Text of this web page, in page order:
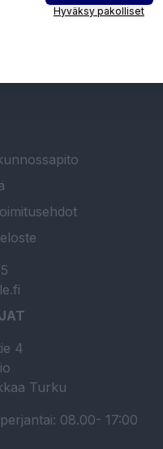
4
Turku
08.00- 17:00
Hyväksy pakolliset